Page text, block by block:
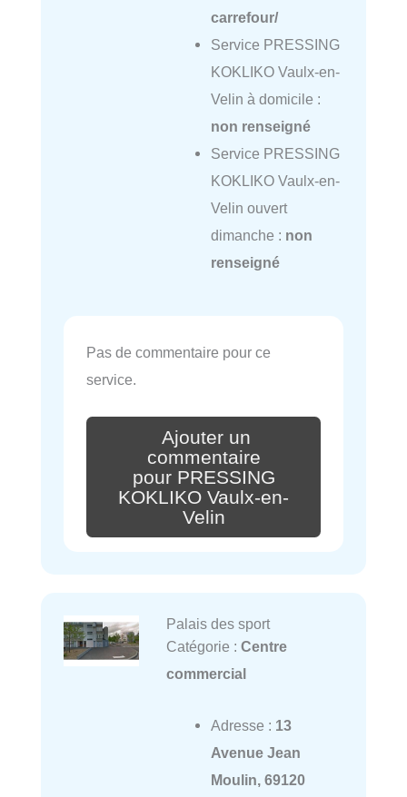
carrefour/
Service PRESSING
KOKLIKO Vaulx-en-
Velin à domicile :
non renseigné
Service PRESSING
KOKLIKO Vaulx-en-
Velin ouvert
dimanche : non
renseigné
Pas de commentaire pour ce
service.
Ajouter un
commentaire
pour PRESSING
KOKLIKO Vaulx-en-
Velin
Palais des sport
Catégorie : Centre
commercial
Adresse : 13
Avenue Jean
Moulin, 69120